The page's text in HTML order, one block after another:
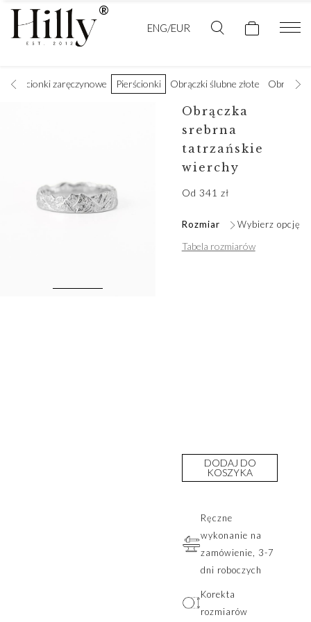
ENG/EUR
Pierścionki zaręczynowe Pierścionki Obrączki ślubne złote Obrączki
Obrączka
srebrna
tatrzańskie
wierchy
Od 341 zł
Rozmiar Wybierz opcję
Tabela rozmiarów
DODAJ DO
KOSZYKA
Ręczne
wykonanie na
zamówienie, 3-7
dni roboczych
Korekta
rozmiarów